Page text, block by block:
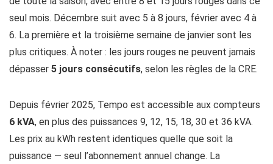
seul mois. Décembre suit avec 5 à 8 jours, février avec 4 à
6. La première et la troisième semaine de janvier sont les
plus critiques. À noter : les jours rouges ne peuvent jamais
dépasser 5 jours consécutifs, selon les règles de la CRE.
Depuis février 2025, Tempo est accessible aux compteurs
6 kVA, en plus des puissances 9, 12, 15, 18, 30 et 36 kVA.
Les prix au kWh restent identiques quelle que soit la
puissance — seul l’abonnement annuel change. La